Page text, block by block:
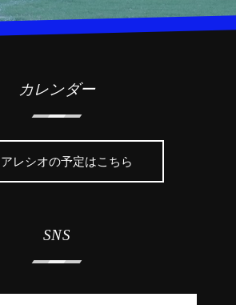
カレンダー
レシオの予定はこちら
SNS